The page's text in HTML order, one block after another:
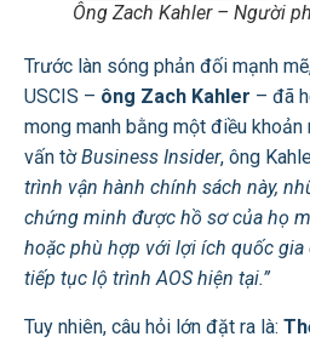
Ông Zach Kahler – Người
Trước làn sóng phản đối mạnh
USCIS – ông Zach Kahler – đã
mong manh bằng một điều
vấn tờBusiness Insider, ông
trình vận hành chính sách này,
chứng minh được hồ sơ của họ
hoặc phù hợp với lợi ích quốc
tiếp tục lộ trình AOS hiện tại.”
Tuy nhiên, câu hỏi lớn đặt ra là: